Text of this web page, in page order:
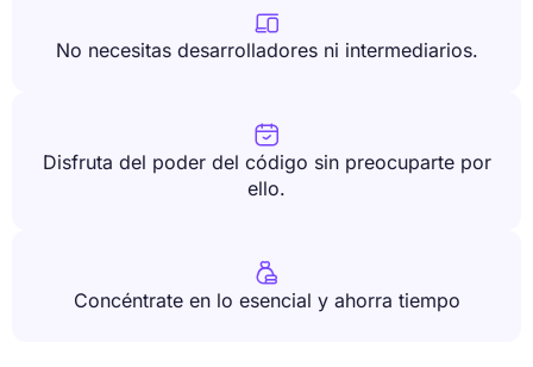

No necesitas desarrolladores ni intermediarios.

Disfruta del poder del código sin preocuparte por
ello.

Concéntrate en lo esencial y ahorra tiempo